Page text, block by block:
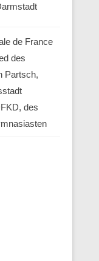
de France
des
Partsch,
des